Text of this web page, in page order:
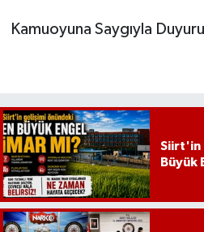
Kamuoyuna Saygıyla
Siirt'in
Büyük